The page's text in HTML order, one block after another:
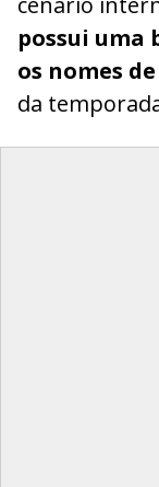
possui uma
os nomes
da